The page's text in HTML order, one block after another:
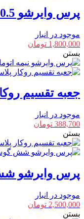
پرس وایرشو 0.5 تا 6
موجود در انبار
1,800,000 تومان
بستن
جعبه تقسیم روکار
موجود در انبار
388,700 تومان
بستن
پرس وایرشو
موجود در انبار
2,500,000 تومان
بستن